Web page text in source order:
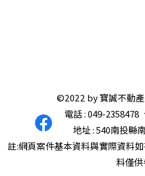
©2022 by 寶誠不動
電話 : 049-2358478
地址 : 540南投縣
註:網頁案件基本資料與實際資料
料僅